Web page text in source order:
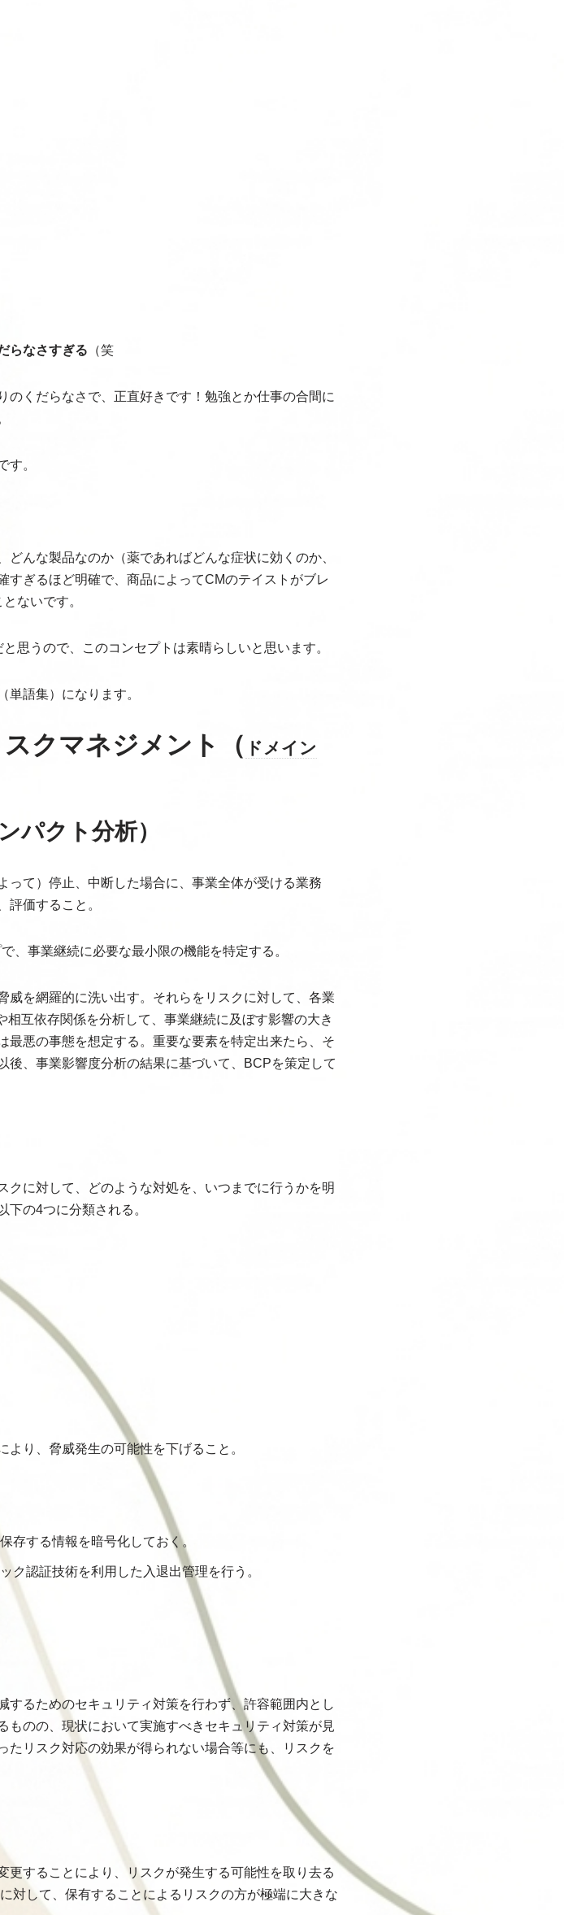
らなさすぎる （笑
のくだらなさで、正直好きです！勉強とか仕事の合間に
す。
んな製品なのか（薬であればどんな症状に効くのか、
ぎるほど明確で、商品によってCMのテイストがブレ
ないです。
思うので、このコンセプトは素晴らしいと思います。
語集）になります。
クマネジメント（ ドメイン
パクト分析）
て）停止、中断した場合に、事業全体が受ける業務
評価すること。
、事業継続に必要な最小限の機能を特定する。
威を網羅的に洗い出す。それらをリスクに対して、各業
互依存関係を分析して、事業継続に及ぼす影響の大き
最悪の事態を想定する。重要な要素を特定出来たら、そ
、事業影響度分析の結果に基づいて、BCPを策定して
クに対して、どのような対処を、いつまでに行うかを明
の4つに分類される。
り、脅威発生の可能性を下げること。
存する情報を暗号化しておく。
ク認証技術を利用した入退出管理を行う。
するためのセキュリティ対策を行わず、許容範囲内とし
ものの、現状において実施すべきセキュリティ対策が見
たリスク対応の効果が得られない場合等にも、リスクを
することにより、リスクが発生する可能性を取り去る
対して、保有することによるリスクの方が極端に大きな